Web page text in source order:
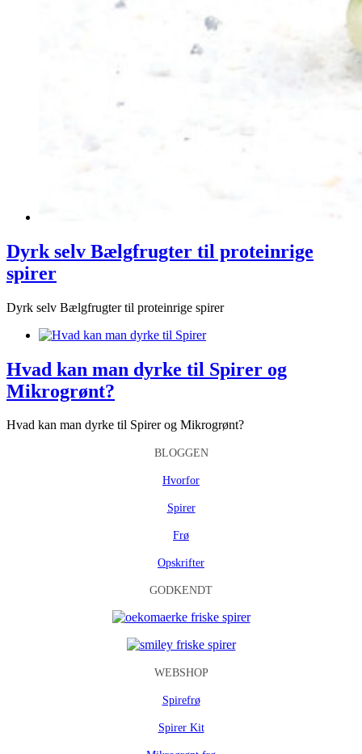
Dyrk selv Bælgfrugter til proteinrige
spirer
Dyrk selv Bælgfrugter til proteinrige spirer
Hvad kan man dyrke til Spirer og
Mikrogrønt?
Hvad kan man dyrke til Spirer og Mikrogrønt?
BLOGGEN
Hvorfor
Spirer
Frø
Opskrifter
GODKENDT
WEBSHOP
Spirefrø
Spirer Kit